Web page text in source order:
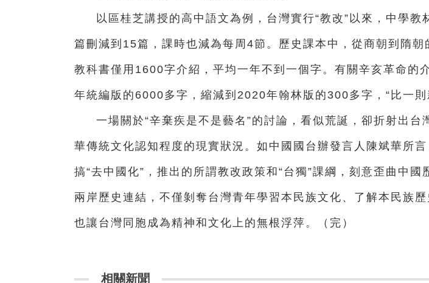
以區桂芝講授的高中語文為例，台灣實行“教改”以來，中學教
篇刪減到15篇，課時也減為每周4節。歷史課本中，從商朝到隋朝
教科書僅用1600字介紹，平均一年不到一個字。有關辛亥革命的
年統編版的6000多字，縮減到2020年翰林版的300多字，“比一則
一場關於“辛棄疾是不是藝名”的討論，看似荒誕，卻折射出台
華傳統文化認知程度的現實狀況。如中國國台辦發言人陳斌華所
搞“去中國化”，推出的所謂教改政策和“台獨”課綱，刻意歪曲中國
兩岸歷史連結，不僅剝奪台灣青年學習本民族文化、了解本民族歷
也讓台灣同胞成為精神和文化上的無根浮萍。（完）
相關新聞